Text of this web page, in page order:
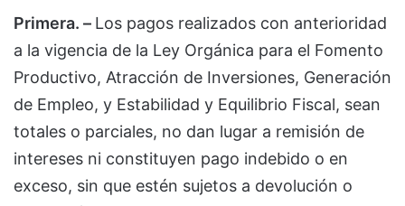
Primera. – Los pagos realizados con anterioridad
a la vigencia de la Ley Orgánica para el Fomento
Productivo, Atracción de Inversiones, Generación
de Empleo, y Estabilidad y Equilibrio Fiscal, sean
totales o parciales, no dan lugar a remisión de
intereses ni constituyen pago indebido o en
exceso, sin que estén sujetos a devolución o